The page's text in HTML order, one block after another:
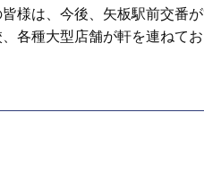
様は、今後、矢板駅前交番
各種大型店舗が軒を連ねて